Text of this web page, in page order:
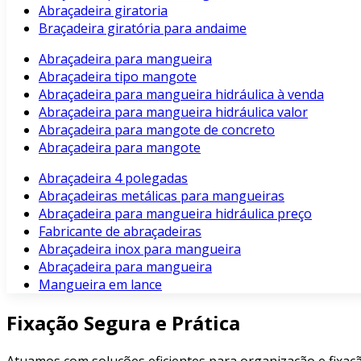
Abraçadeira giratoria
Braçadeira giratória para andaime
Abraçadeira para mangueira
Abraçadeira tipo mangote
Abraçadeira para mangueira hidráulica à venda
Abraçadeira para mangueira hidráulica valor
Abraçadeira para mangote de concreto
Abraçadeira para mangote
Abraçadeira 4 polegadas
Abraçadeiras metálicas para mangueiras
Abraçadeira para mangueira hidráulica preço
Fabricante de abraçadeiras
Abraçadeira inox para mangueira
Abraçadeira para mangueira
Mangueira em lance
Fixação Segura e Prática